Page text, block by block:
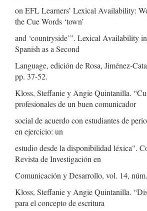
on EFL Learners’ Lexical Availability:
the Cue Words ‘town’
and ‘countryside’”. Lexical Availability
Spanish as a Second
Language, edición de Rosa, Jiménez-
pp. 37-52.
Kloss, Steffanie y Angie Quintanilla.
profesionales de un buen comunicador
social de acuerdo con estudiantes de
en ejercicio: un
estudio desde la disponibilidad léxica".
Revista de Investigación en
Comunicación y Desarrollo, vol. 14,
Kloss, Steffanie y Angie Quintanilla.
para el concepto de escritura